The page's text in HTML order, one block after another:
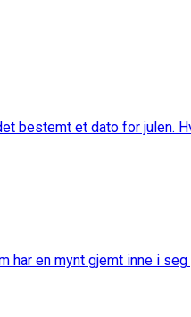
bestemt et dato for julen.
har en mynt gjemt inne i